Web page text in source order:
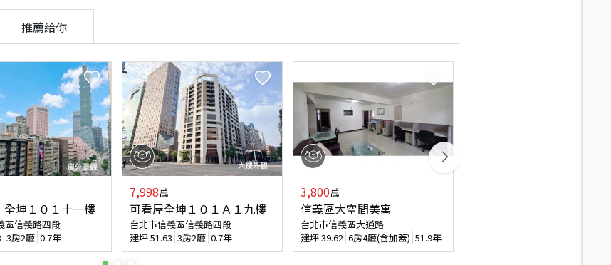
推薦給你
全坤１０１十一樓
區信義路四段
3房2廳 0.7年
7,998萬
可看屋全坤１０１Ａ１九樓
台北市信義區信義路四段
建坪51.63 3房2廳 0.7年
3,800萬
信義區大空間美寓
台北市信義區大道路
建坪39.62 6房4廳(含加蓋) 51.9年